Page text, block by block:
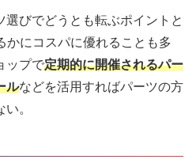
選びでどうとも転ぶポイントと
かにコスパに優れることも多
ップで定期的に開催されるパー
ルなどを活用すればパーツの方
。